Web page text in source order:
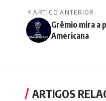
ARTIGO ANTERIOR
Grêmio mira a
Americana
ARTIGOS